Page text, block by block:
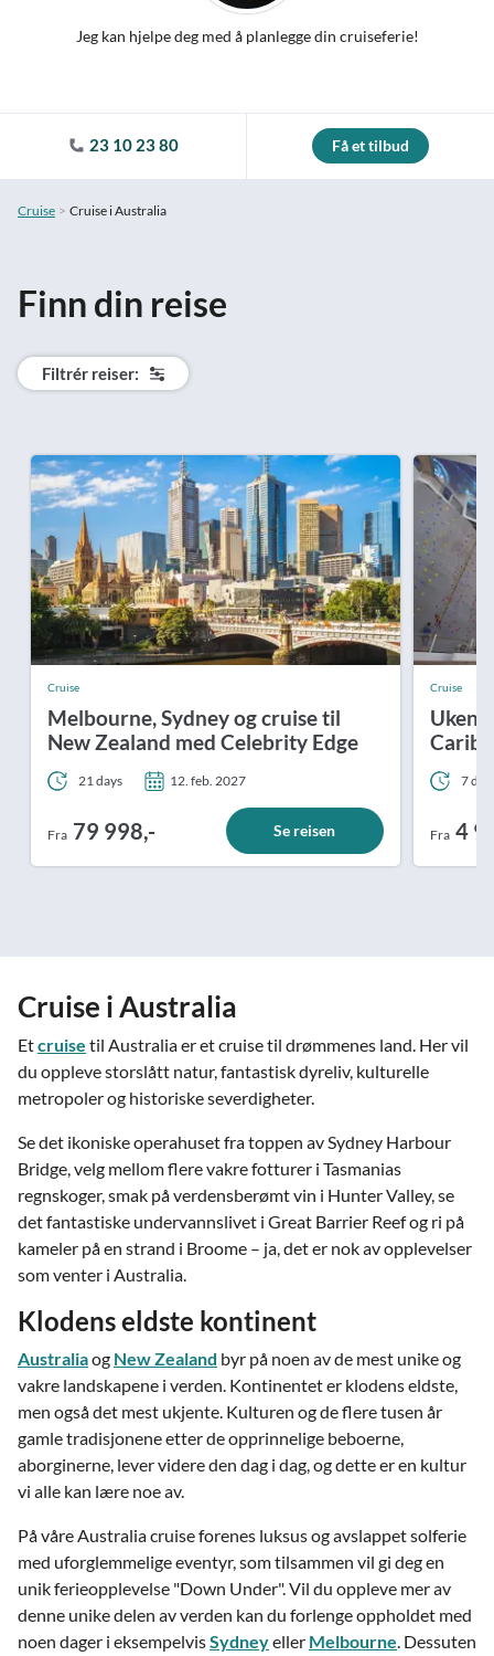
Jeg kan hjelpe deg med å planlegge din cruiseferie!
23 10 23 80 Få et tilbud
Cruise Cruise i Australia
Finn din reise
Filtrér reiser:
Cruise
Melbourne, Sydney og cruise til
New Zealand med Celebrity Edge
21 days 12. feb. 2027
Fra 79 998,- Se reisen
Cruise
7
Fra 4
Cruise i Australia
Etcruise til Australia er et cruise til drømmenes land. Her vil
du oppleve storslått natur, fantastisk dyreliv, kulturelle
metropoler og historiske severdigheter.
Se det ikoniske operahuset fra toppen av Sydney Harbour
Bridge, velg mellom flere vakre fotturer i Tasmanias
regnskoger, smak på verdensberømt vin i Hunter Valley, se
det fantastiske undervannslivet i Great Barrier Reef og ri på
kameler på en strand i Broome – ja, det er nok av opplevelser
som venter i Australia.
Klodens eldste kontinent
Australiaog New Zealand byr på noen av de mest unike og
vakre landskapene i verden. Kontinentet er klodens eldste,
men også det mest ukjente. Kulturen og de flere tusen år
gamle tradisjonene etter de opprinnelige beboerne,
aborginerne, lever videre den dag i dag, og dette er en kultur
vi alle kan lære noe av.
På våre Australia cruise forenes luksus og avslappet solferie
med uforglemmelige eventyr, som tilsammen vil gi deg en
unik ferieopplevelse "Down Under".Vil du oppleve mer av
denne unike delen av verden kan du forlenge oppholdet med
noen dager i eksempelvisSydneyeller Melbourne. Dessuten